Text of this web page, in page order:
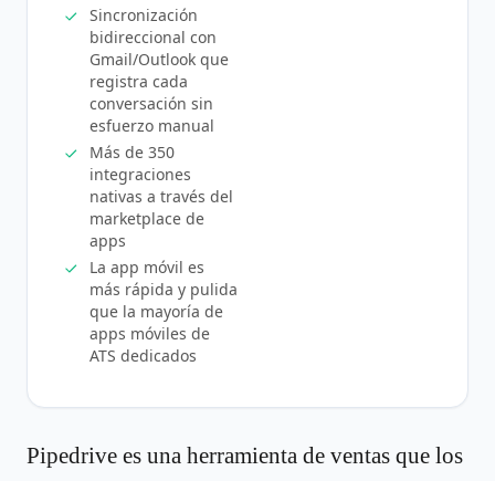
Sincronización
bidireccional con
Gmail/Outlook que
registra cada
conversación sin
esfuerzo manual
Más de 350
integraciones
nativas a través del
marketplace de
apps
La app móvil es
más rápida y pulida
que la mayoría de
apps móviles de
ATS dedicados
Pipedrive es una herramienta de ventas que los